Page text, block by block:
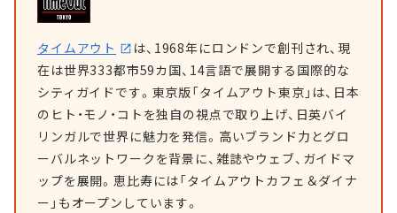
タイムアウト
は、1968年にロンドンで創刊され、現
在は世界333都市59カ国、14言語で展開する国際的な
シティガイドです。東京版「タイムアウト東京」は、日本
のヒト・モノ・コトを独自の視点で取り上げ、日英バイ
リンガルで世界に魅力を発信。高いブランド力とグロ
ーバルネットワークを背景に、雑誌やウェブ、ガイドマ
ップを展開。恵比寿には「タイムアウトカフェ＆ダイナ
ー」もオープンしています。